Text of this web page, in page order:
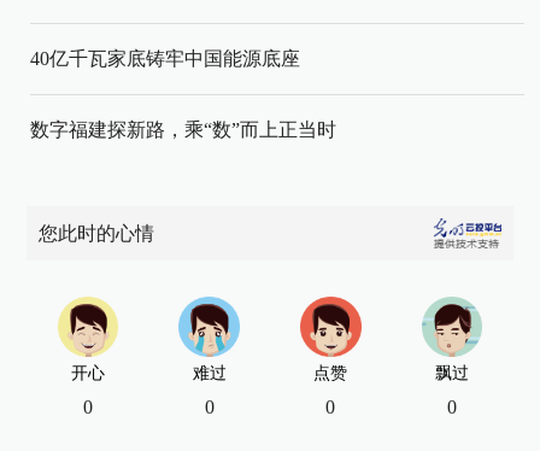
40亿千瓦家底铸牢中国能源底座
数字福建探新路，乘“数”而上正当时
您此时的心情
开心
0
难过
0
点赞
0
飘过
0